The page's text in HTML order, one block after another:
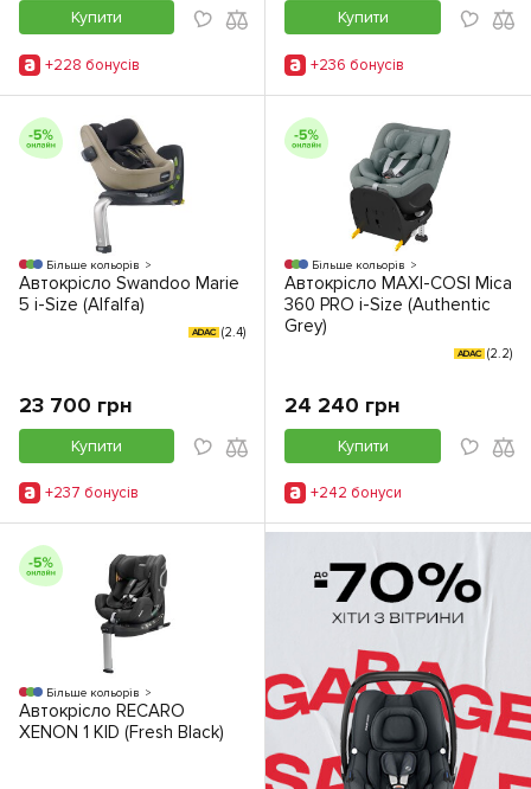
Купити
+228 бонусiв
Купити
+236 бонусiв
Більше кольорів
Автокрісло Swandoo Marie
5 i-Size (Alfalfa)
ADAC (2.4)
23 700 грн
Купити
+237 бонусiв
Більше кольорів
Автокрісло MAXI-COSI Mica
360 PRO i-Size (Authentic
Grey)
ADAC (2.2)
24 240 грн
Купити
+242 бонуси
Більше кольорів
Автокрісло RECARO
XENON 1 KID (Fresh Black)